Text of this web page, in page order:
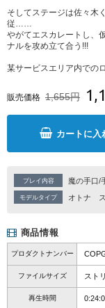
そしてステージは佐々木
従……
やがてエスカレートし、
ナルを攻め立て合う!!!
某サービスエリア内での
販売価格 1,655円
カートに入
プレイ内容 魔の手口/
モデルタイプ オトナ
商品情報
プロダクトナンバー
ファイルサイズ スト
再生時間